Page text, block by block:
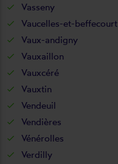
Vasseny
Vaucelles-et-beffecourt
Vaux-andigny
Vauxaillon
Vauxcéré
Vauxtin
Vendeuil
Vendières
Vénérolles
Verdilly